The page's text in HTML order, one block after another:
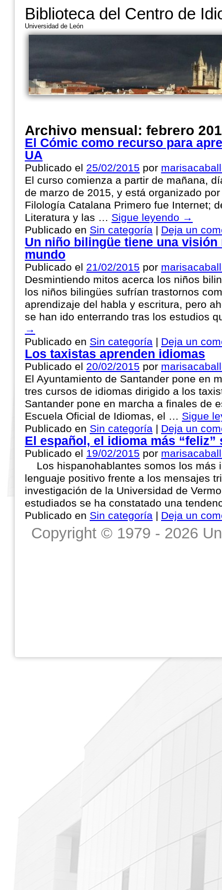
Biblioteca del Centro de
Universidad de León
Archivo mensual: febrero
El Cómic como recurso para
UA
Publicado el 25/02/2015 por
El curso comienza a partir de mañana,
de marzo de 2015, y está organizado
Filología Catalana Primero fue Internet;
Literatura y las … Sigue leyendo →
Publicado en Sin categoría | Deja un
Un niño bilingüe tiene una visión
mundo
Publicado el 21/02/2015 por
Desmintiendo mitos acerca los niños
los niños bilingües sufrían trastornos
aprendizaje del habla y escritura, pero
se han ido enterrando tras los estudios
→
Publicado en Sin categoría | Deja un
Los taxistas aprenden idiomas
Publicado el 20/02/2015 por
El Ayuntamiento de Santander pone en
tres cursos de idiomas dirigido a los
Santander pone en marcha a finales de
Escuela Oficial de Idiomas, el … Sigue
Publicado en Sin categoría | Deja un
El español, el idioma más “feliz”
Publicado el 19/02/2015 por
Los hispanohablantes somos los más
lenguaje positivo frente a los mensajes
investigación de la Universidad de
estudiados se ha constatado una
Publicado en Sin categoría | Deja un
Copyright © 1979 - 2026